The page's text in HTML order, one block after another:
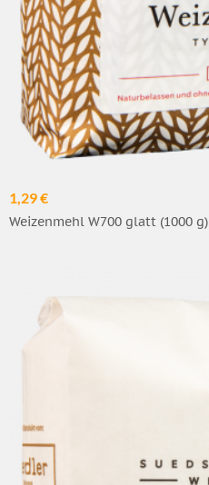
1,29 €
Weizenmehl W700 glatt (1000 g)